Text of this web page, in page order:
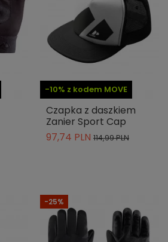
-10% z kodem MOVE
Czapka z daszkiem
Zanier Sport Cap
97,74 PLN 114,99 PLN
-25%